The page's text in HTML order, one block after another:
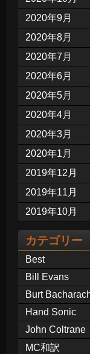
2020年9月
2020年8月
2020年7月
2020年6月
2020年5月
2020年4月
2020年3月
2020年1月
2019年12月
2019年11月
2019年10月
カテゴリー
Best
Bill Evans
Burt
Hand Sonic
John Coltrane
MC和訳